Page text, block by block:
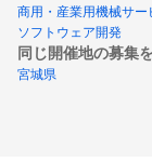
商用・産業用機械サー
ソフトウェア開発
同じ開催地の募集
宮城県